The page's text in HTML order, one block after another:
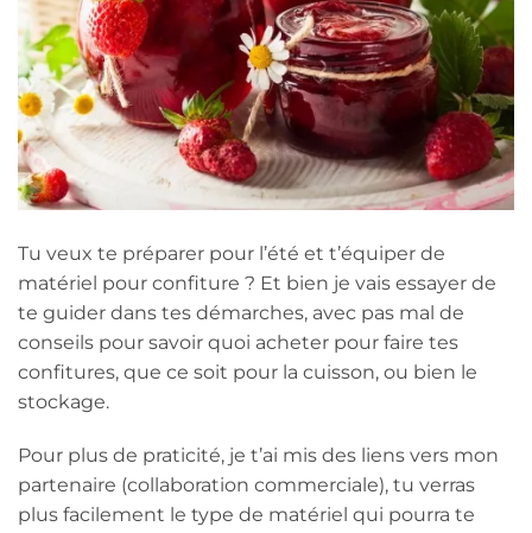
Tu veux te préparer pour l’été et t’équiper de
matériel pour confiture ? Et bien je vais essayer de
te guider dans tes démarches, avec pas mal de
conseils pour savoir quoi acheter pour faire tes
confitures, que ce soit pour la cuisson, ou bien le
stockage.
Pour plus de praticité, je t’ai mis des liens vers mon
partenaire (collaboration commerciale), tu verras
plus facilement le type de matériel qui pourra te